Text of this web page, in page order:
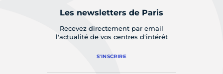
Les newsletters de Paris
Recevez directement par email
l'actualité de vos centres d'intérêt
S'INSCRIRE